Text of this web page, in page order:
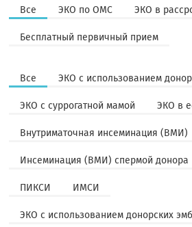
Все ЭКО по ОМС ЭКО в
Бесплатный первичный прием
Все ЭКО с использованием
ЭКО с суррогатной мамой ЭКО в
Внутриматочная инсеминация (ВМИ)
Инсеминация (ВМИ) спермой донора
ПИКСИ ИМСИ
ЭКО с использованием донорских